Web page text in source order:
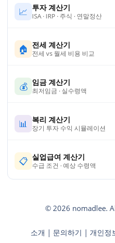
📈 투자 계산기
ISA · IRP · 주식 · 연말정산
🏠 전세 계산기
전세 vs 월세 비용 비교
💰 임금 계산기
최저임금 · 실수령액
📊 복리 계산기
장기 투자 수익 시뮬레이션
📋 실업급여 계산기
수급 조건 · 예상 수령액
© 2026 nomadlee.
소개 | 문의하기 | 개인정